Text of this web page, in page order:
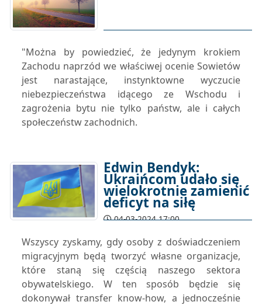
"Można by powiedzieć, że jedynym krokiem
Zachodu naprzód we właściwej ocenie Sowietów
jest narastające, instynktowne wyczucie
niebezpieczeństwa idącego ze Wschodu i
zagrożenia bytu nie tylko państw, ale i całych
społeczeństw zachodnich.
Edwin Bendyk:
Ukraińcom udało się
wielokrotnie zamienić
deficyt na siłę
04-03-2024 17:00
Wszyscy zyskamy, gdy osoby z doświadczeniem
migracyjnym będą tworzyć własne organizacje,
które staną się częścią naszego sektora
obywatelskiego. W ten sposób będzie się
dokonywał transfer know-how, a jednocześnie